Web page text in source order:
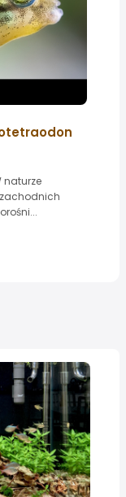
naturze